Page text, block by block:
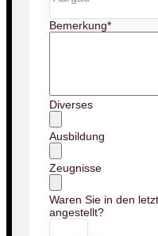
Bemerkung*
Diverses
Ausbildung
Zeugnisse
Waren Sie in den
angestellt?